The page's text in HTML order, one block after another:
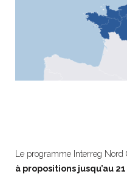
Le programme Interreg Nord
à propositions jusqu’au